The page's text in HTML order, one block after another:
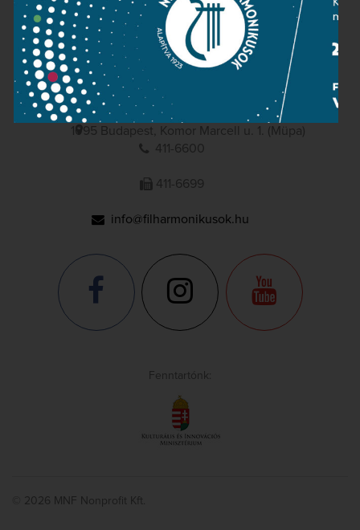
NEMZETI
FILHARMONIKUSOK
1095 Budapest, Komor Marcell u. 1. (Müpa)
411-6600
411-6699
info@filharmonikusok.hu
Fenntartónk:
© 2026 MNF Nonprofit Kft.